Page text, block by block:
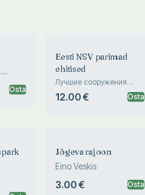
Osta
Eesti NSV parimad
ehitised
Лучшие сооружения
Эстонской ССР. Best
buildings in the Estonian
12.00 € Osta
Jõgeva rajoon
Eino Veskis
3.00 € Osta